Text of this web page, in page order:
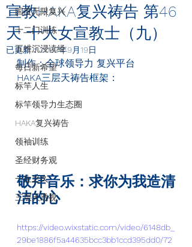
国度无限复兴
十二门训练
五维沉浸读经
每日新希望
标竿人生
标竿领导力生态圈
HAKA复兴祷告
领袖训练
圣经财务观
一生之久
三层天透视
宣教HAKA复兴祷告 第46
天 十大女宣教士（九）
已更新：2022年9月19日
制作：全球领导力 复兴平台
HAKA三层天祷告框架：
敬拜音乐：求你为我造清
洁的心
https://video.wixstatic.com/video/6148db_
29be1886f5a44635bcc3bb1ccd395dd0/72